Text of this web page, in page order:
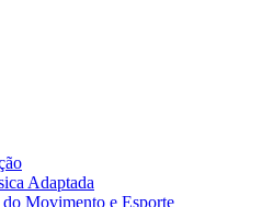
Adaptada
Movimento e Esporte